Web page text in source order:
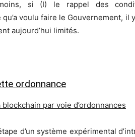
si (I) le rappel des
voulu faire le Gouvernement, il
aujourd’hui limités.
ordonnance
par voie d’ordonnances
d’un système expérimental